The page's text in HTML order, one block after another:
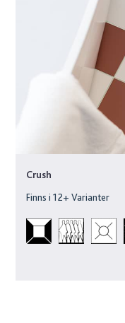
Crush
Finns i12+ Varianter